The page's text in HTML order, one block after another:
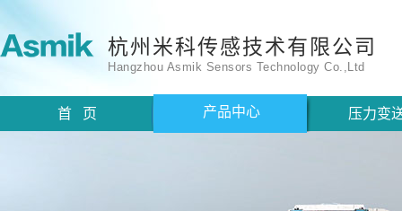
杭州米科传感技术有限公司
Hangzhou Asmik Sensors Technology Co.,Ltd
首 页 产品中心 压力变